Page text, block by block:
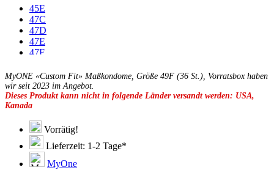
45E
47C
47D
47E
47F
49D
49E
49G
51C
51D
51E
51F
51G
51H
MyONE «Custom Fit» Maßkondome, Größe 49F (36 St.), Vorratsbox haben
wir seit 2023 im Angebot.
Dieses Produkt kann nicht in folgende Länder versandt werden: USA,
Kanada
Vorrätig!
Lieferzeit: 1-2 Tage*
MyOne